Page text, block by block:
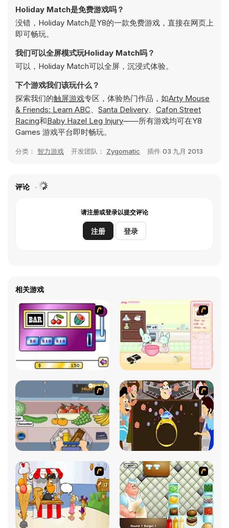
Holiday Match是免费游戏吗？
没错，Holiday Match是Y8的一款免费游戏，直接在网页上
即可畅玩。
我们可以全屏模式玩Holiday Match吗？
可以，Holiday Match可以全屏，沉浸式体验。
下个游戏我们该玩什么？
探索我们的触屏游戏专区，体验热门作品，如Arty Mouse
& Friends: Learn ABC、 Santa Delivery、 Cafon Street
Racing和Baby Hazel Leg Injury——所有游戏均可在Y8
Games 游戏平台即时畅玩。
分类： 智力游戏 开发团队： Zygomatic 插件 03 九月 2013
评论
请注册或登录以提交评论
注册 登录
相关游戏